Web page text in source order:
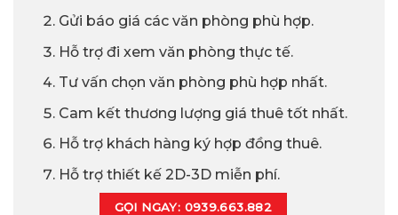
Gửi báo giá các văn phòng phù hợp.
Hỗ trợ đi xem văn phòng thực tế.
Tư vấn chọn văn phòng phù hợp nhất.
Cam kết thương lượng giá thuê tốt nhất.
Hỗ trợ khách hàng ký hợp đồng thuê.
Hỗ trợ thiết kế 2D-3D miễn phí.
GỌI NGAY: 0939.663.882